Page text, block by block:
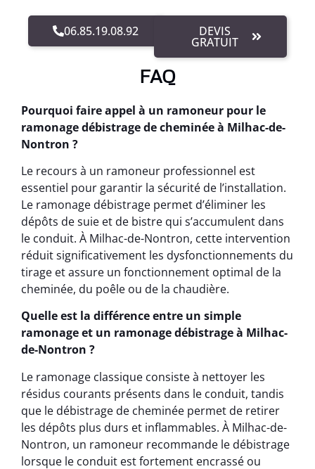
06.85.19.08.92 DEVIS
GRATUIT
FAQ
Pourquoi faire appel à un ramoneur pour le
ramonage débistrage de cheminée à Milhac-de-
Nontron ?
Le recours à un ramoneur professionnel est
essentiel pour garantir la sécurité de l’installation.
Le ramonage débistrage permet d’éliminer les
dépôts de suie et de bistre qui s’accumulent dans
le conduit. À Milhac-de-Nontron, cette intervention
réduit significativement les dysfonctionnements du
tirage et assure un fonctionnement optimal de la
cheminée, du poêle ou de la chaudière.
Quelle est la différence entre un simple
ramonage et un ramonage débistrage à Milhac-
de-Nontron ?
Le ramonage classique consiste à nettoyer les
résidus courants présents dans le conduit, tandis
que le débistrage de cheminée permet de retirer
les dépôts plus durs et inflammables. À Milhac-de-
Nontron, un ramoneur recommande le débistrage
lorsque le conduit est fortement encrassé ou